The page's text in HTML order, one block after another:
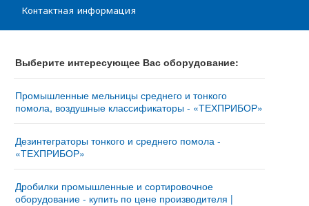
Контактная информация
Выберите интересующее Вас оборудование:
Промышленные мельницы среднего и тонкого
помола, воздушные классификаторы - «ТЕХПРИБОР»
Мельница «ТРИБОКИНЕТИКА – 10050» - купить у
изготовителя
Мельница «ТРИБОКИНЕТИКА – 3050» | Ударно-
центробежные и шаровые мельницы
Автоматизированная мельница «МИКРОКСИЛЕМА
Дезинтеграторы тонкого и среднего помола -
«ТЕХПРИБОР»
Измельчительный агрегат «ДМПК-ГОРИЗОНТ»®
Дезинтегратор «ГОРИЗОНТ – 380Z»
Дробилки промышленные и сортировочное
оборудование - купить по цене производителя |